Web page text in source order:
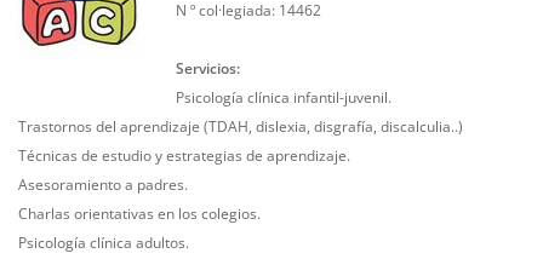
N º col·legiada: 14462
Servicios:
Psicología clínica infantil-juvenil.
Trastornos del aprendizaje (TDAH, dislexia, disgrafía, discalculia..)
Técnicas de estudio y estrategias de aprendizaje.
Asesoramiento a padres.
Charlas orientativas en los colegios.
Psicología clínica adultos.